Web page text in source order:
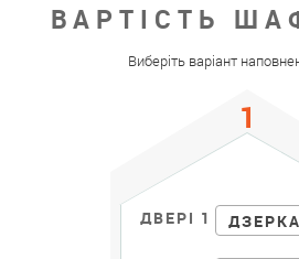
ВАРТІСТЬ
Виберіть варіант
ДВЕРІ 1